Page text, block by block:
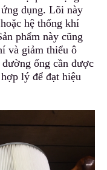
dụng. Lõi này
hệ thống khí
phẩm này cũng
và giảm thiểu ô
ống cần được
lý để đạt hiệu